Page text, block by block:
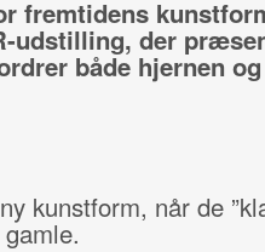
fremtidens
udstilling, der
både hjernen og
kunstform, når de